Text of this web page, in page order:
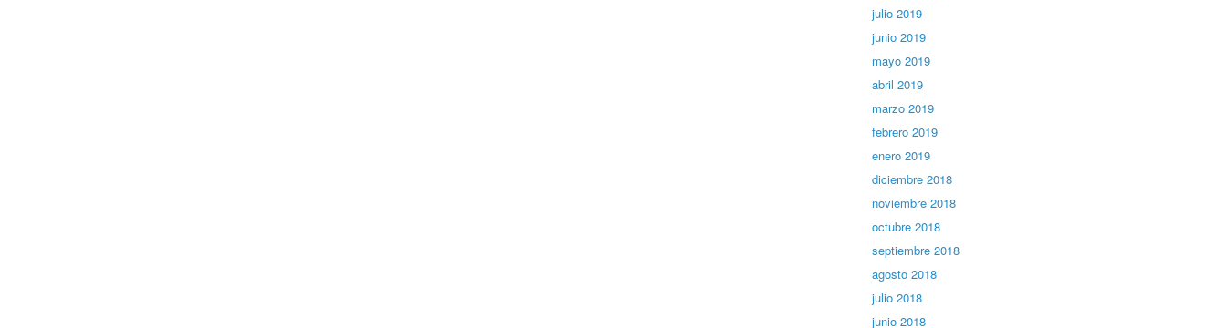
julio 2019
junio 2019
mayo 2019
abril 2019
marzo 2019
febrero 2019
enero 2019
diciembre 2018
noviembre 2018
octubre 2018
septiembre 2018
agosto 2018
julio 2018
junio 2018